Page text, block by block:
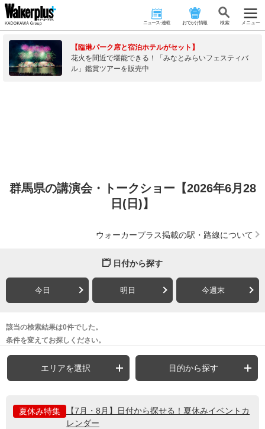
ニュース･連載 おでかけ情報 検 索 メニュー
【臨港パーク席と宿泊ホテルがセット】
花火を間近で堪能できる！「みなとみらいフェスティバ
ル」鑑賞ツアーを販売中
群馬県の講演会・トークショー【2026年6月28
日(日)】
ウォーカープラス掲載の駅・路線について
日付から探す
今日 明日 今週末
該当の検索結果は0件でした。
条件を変えてお探しください。
エリアを選択 目的から探す
夏休み特集
【7月・8月】日付から探せる！夏休みイベントカ
レンダー